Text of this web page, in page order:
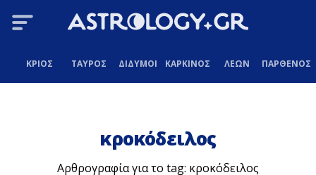
ΚΡΙΟΣ ΤΑΥΡΟΣ ΔΙΔΥΜΟΙ ΚΑΡΚΙΝΟΣ ΛΕΩΝ ΠΑΡΘΕΝΟΣ
κροκόδειλος
Αρθρογραφία για το tag: κροκόδειλος